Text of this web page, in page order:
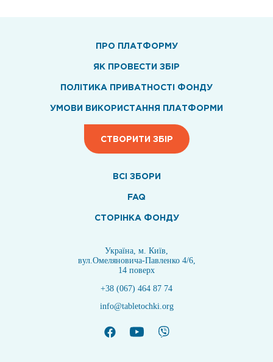
ПРО ПЛАТФОРМУ
ЯК ПРОВЕСТИ ЗБІР
ПОЛІТИКА ПРИВАТНОСТІ ФОНДУ
УМОВИ ВИКОРИСТАННЯ ПЛАТФОРМИ
СТВОРИТИ ЗБІР
ВСI ЗБОРИ
FAQ
СТОРІНКА ФОНДУ
Україна, м. Київ,
вул.Омеляновича-Павленко 4/6,
14 поверх
+38 (067) 464 87 74
info@tabletochki.org